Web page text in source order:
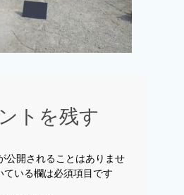
トを残す
公開されることはありませ
ている欄は必須項目です